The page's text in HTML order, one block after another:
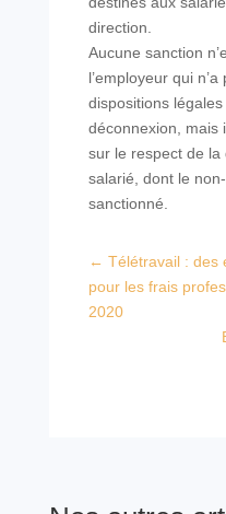
direction.
Aucune sanction
l’employeur qui
dispositions
déconnexion, mais
sur le respect de
salarié, dont le
sanctionné.
← Télétravail : des
pour les frais
2020